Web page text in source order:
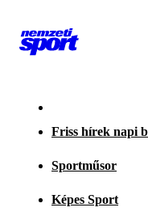
Friss hírek napi
Sportműsor
Képes Sport